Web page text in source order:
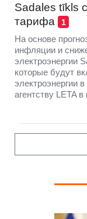
Sadales tīkls
тарифа
1
На основе
инфляции и
электроэнергии
которые будут
электроэнергии
агентству LETA